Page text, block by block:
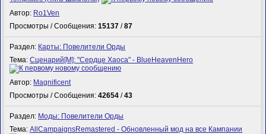
Автор: Ro1Ven
Просмотры / Сообщения:15137 /87
Раздел: Карты: Повелители Орды
Тема:Сценарий[M]: "Сердце Хаоса" - BlueHeavenHero
Автор: Magnificent
Просмотры / Сообщения:42654 /43
Раздел: Моды: Повелители Орды
Тема:AllCampaignsRemastered - Обновленный мод на все Кампании